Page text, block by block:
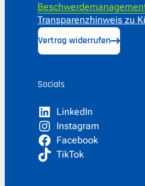
Transparenzhinweis zu
Vertrag widerrufen
Socials
LinkedIn
Instagram
Facebook
TikTok